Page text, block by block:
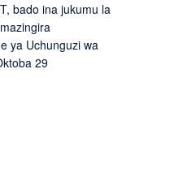
bado ina jukumu la
ya Uchunguzi wa
29